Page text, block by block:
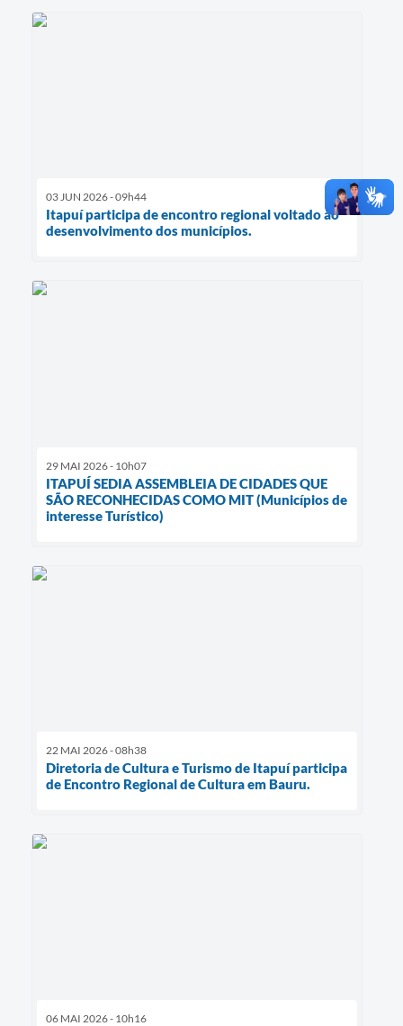
03 JUN 2026 - 09h44
Itapuí participa de encontro regional voltado ao
desenvolvimento dos municípios.
29 MAI 2026 - 10h07
ITAPUÍ SEDIA ASSEMBLEIA DE CIDADES QUE
SÃO RECONHECIDAS COMO MIT (Municípios de
interesse Turístico)
22 MAI 2026 - 08h38
Diretoria de Cultura e Turismo de Itapuí participa
de Encontro Regional de Cultura em Bauru.
06 MAI 2026 - 10h16